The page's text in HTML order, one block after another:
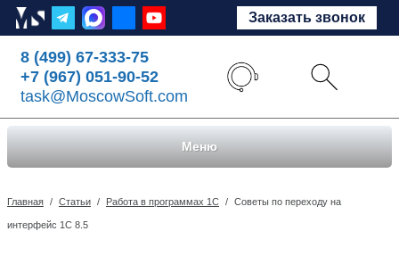
Заказать звонок
8 (499) 67-333-75
+7 (967) 051-90-52
task@MoscowSoft.com
Меню
Главная / Статьи / Работа в программах 1С / Советы по переходу на
интерфейс 1С 8.5